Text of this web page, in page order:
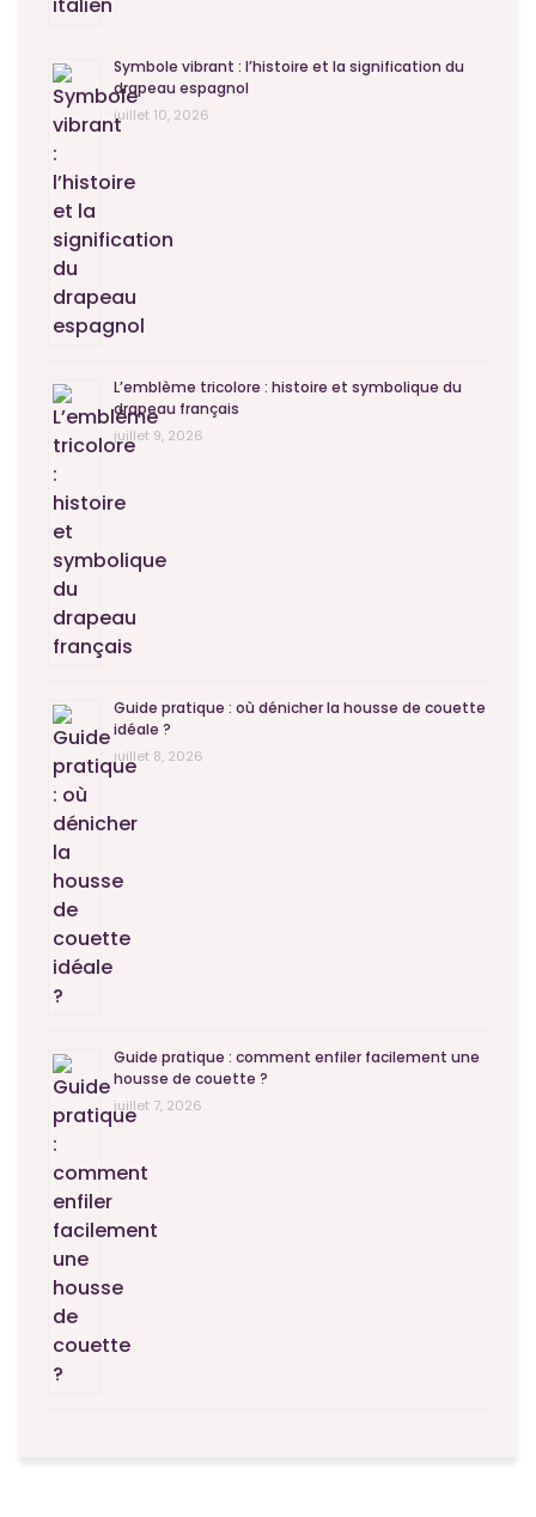
Symbole vibrant : l’histoire et la signification du
drapeau espagnol
juillet 10, 2026
L’emblème tricolore : histoire et symbolique du
drapeau français
juillet 9, 2026
Guide pratique : où dénicher la housse de couette
idéale ?
juillet 8, 2026
Guide pratique : comment enfiler facilement une
housse de couette ?
juillet 7, 2026